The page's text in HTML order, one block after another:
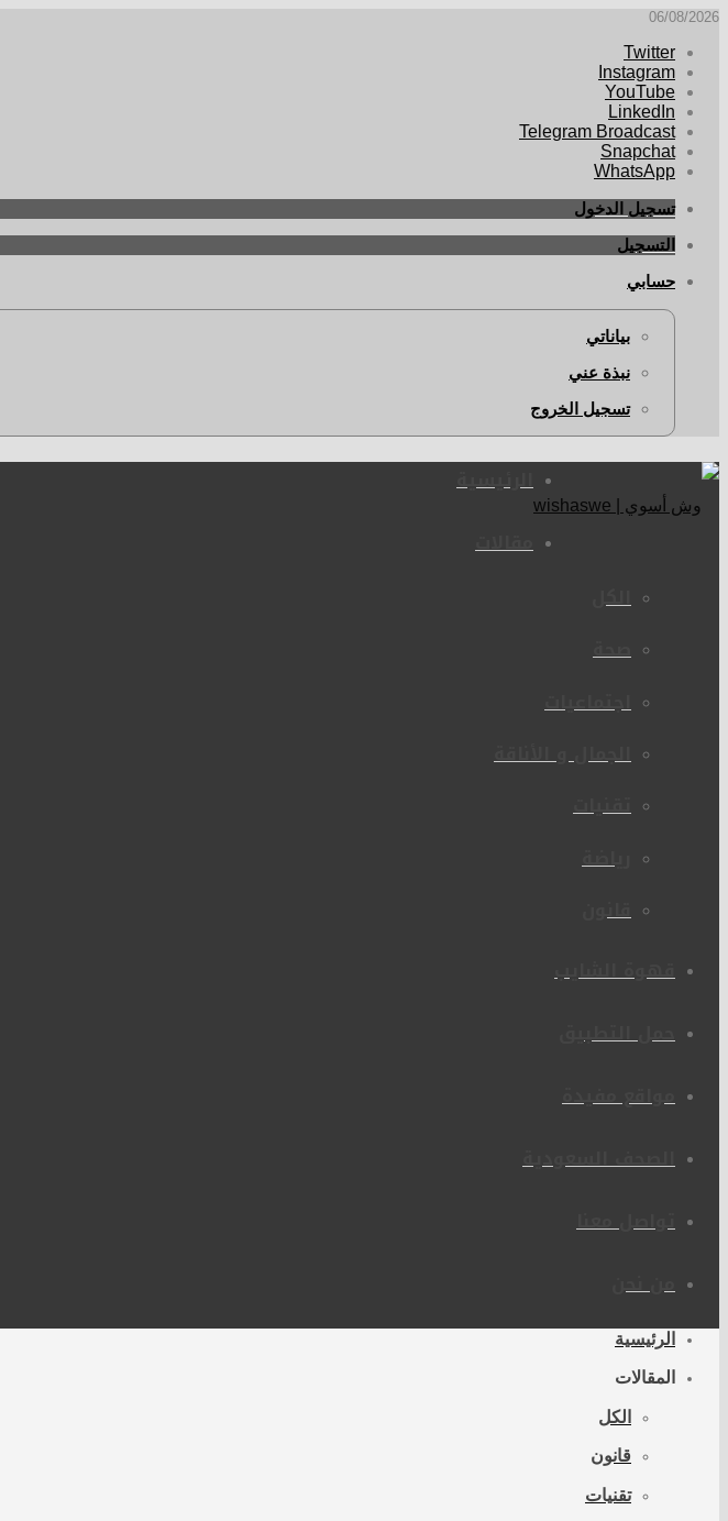
06/08/2026
Twitter
Instagram
YouTube
LinkedIn
Telegram Broadcast
Snapchat
WhatsApp
تسجيل الدخول
التسجيل
حسابي
بياناتي
نبذة عني
تسجيل الخروج
الرئيسية
مقالات
الكل
صحة
اجتماعيات
الجمال و الأناقة
تقنيات
رياضة
قانون
قهوة الشايب
حمل التطبيق
مواقع مفيدة
الصحف السعودية
تواصل معنا
من نحن
الرئيسية
المقالات
الكل
قانون
تقنيات